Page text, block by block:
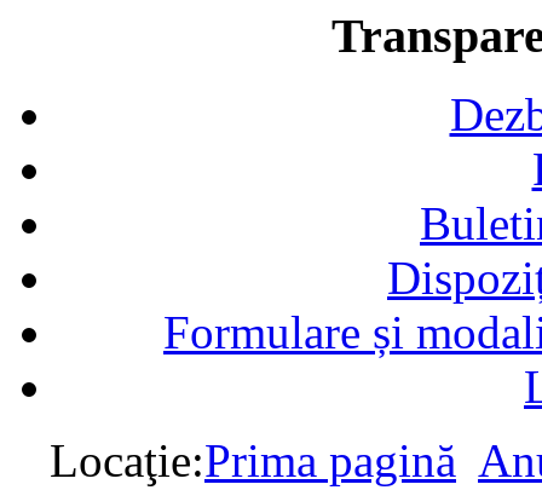
Formulare și
Locaţie:Prima pagină